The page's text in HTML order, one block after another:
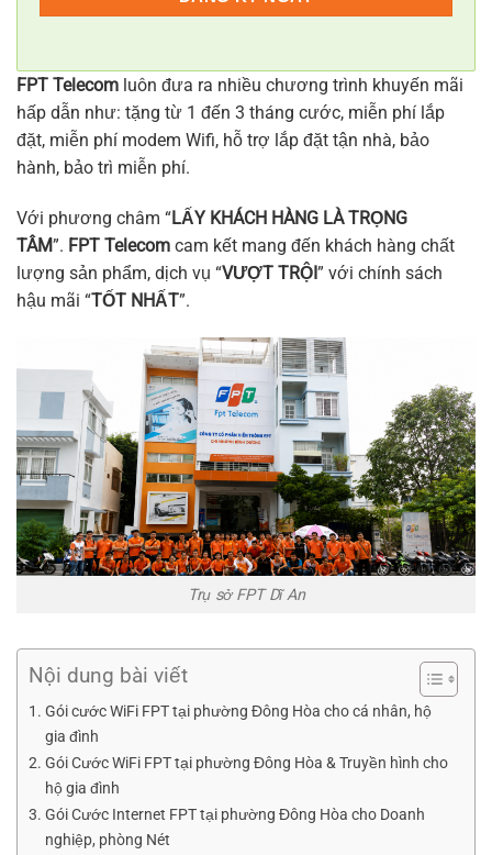
FPT Telecom luôn đưa ra nhiều chương trình khuyến mãi
hấp dẫn như: tặng từ 1 đến 3 tháng cước, miễn phí lắp
đặt, miễn phí modem Wifi, hỗ trợ lắp đặt tận nhà, bảo
hành, bảo trì miễn phí.
Với phương châm “LẤY KHÁCH HÀNG LÀ TRỌNG
TÂM”. FPT Telecom cam kết mang đến khách hàng chất
lượng sản phẩm, dịch vụ “VƯỢT TRỘI” với chính sách
hậu mãi “TỐT NHẤT”.
Trụ sở FPT Dĩ An
Nội dung bài viết
Gói cước WiFi FPT tại phường Đông Hòa cho cá nhân, hộ
gia đình
Gói Cước WiFi FPT tại phường Đông Hòa & Truyền hình cho
hộ gia đình
Gói Cước Internet FPT tại phường Đông Hòa cho Doanh
nghiệp, phòng Nét